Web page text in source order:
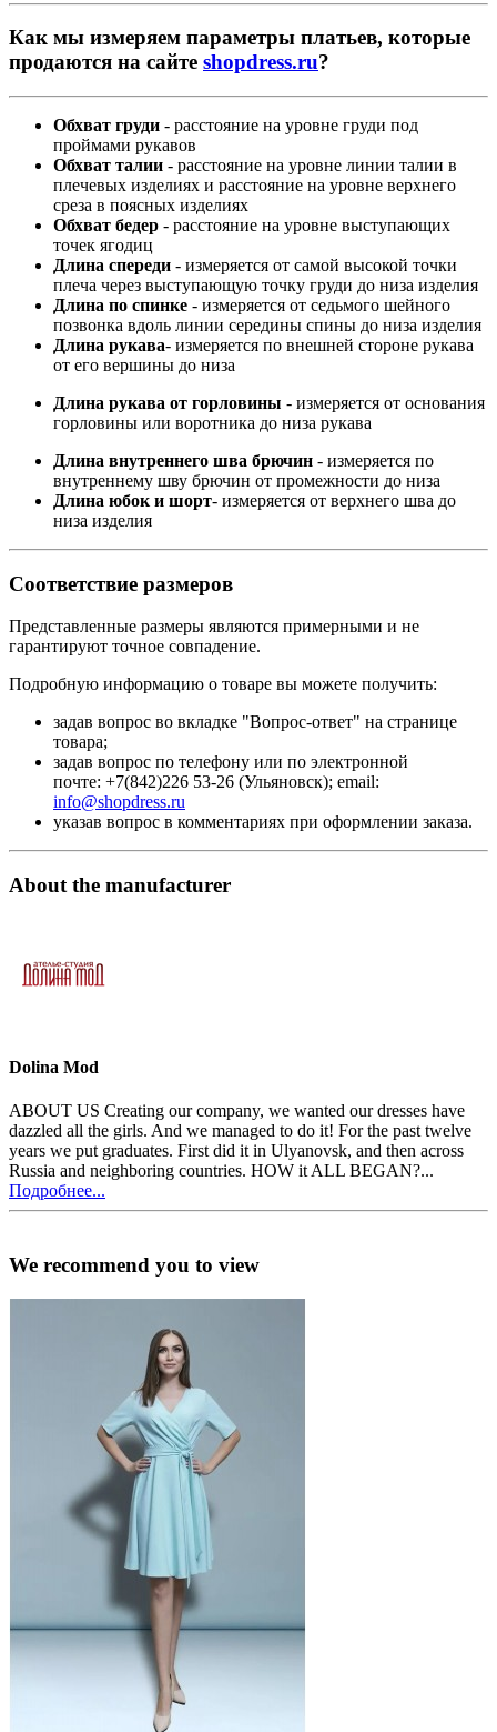
Как мы измеряем параметры платьев, которые
продаются на сайте shopdress.ru?
Обхват груди - расстояние на уровне груди под
проймами рукавов
Обхват талии - расстояние на уровне линии талии в
плечевых изделиях и расстояние на уровне верхнего
среза в поясных изделиях
Обхват бедер - расстояние на уровне выступающих
точек ягодиц
Длина спереди - измеряется от самой высокой точки
плеча через выступающую точку груди до низа изделия
Длина по спинке - измеряется от седьмого шейного
позвонка вдоль линии середины спины до низа изделия
Длина рукава- измеряется по внешней стороне рукава
от его вершины до низа
Длина рукава от горловины - измеряется от основания
горловины или воротника до низа рукава
Длина внутреннего шва брючин - измеряется по
внутреннему шву брючин от промежности до низа
Длина юбок и шорт- измеряется от верхнего шва до
низа изделия
Соответствие размеров
Представленные размеры являются примерными и не
гарантируют точное совпадение.
Подробную информацию о товаре вы можете получить:
задав вопрос во вкладке "Вопрос-ответ" на странице
товара;
задав вопрос по телефону или по электронной
почте: +7(842)226 53-26 (Ульяновск); email:
info@shopdress.ru
указав вопрос в комментариях при оформлении заказа.
About the manufacturer
Dolina Mod
ABOUT US Creating our company, we wanted our dresses have
dazzled all the girls. And we managed to do it! For the past twelve
years we put graduates. First did it in Ulyanovsk, and then across
Russia and neighboring countries. HOW it ALL BEGAN?...
Подробнее...
We recommend you to view